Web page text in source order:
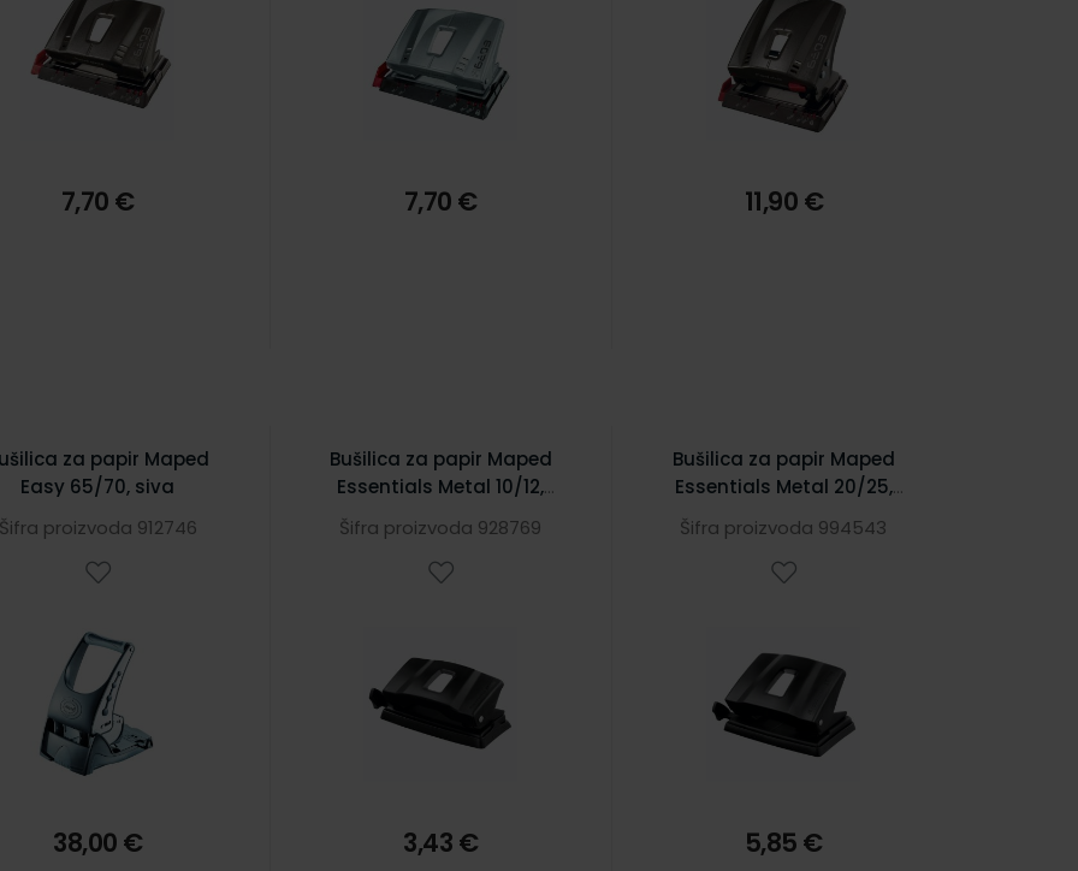
7,70 € 7,70 € 11,90 €
za papir Maped
Easy 65/70, siva
Šifra proizvoda 912746
38,00 €
Bušilica za papir Maped
Essentials Metal 10/12,
Šifra proizvoda 928769
3,43 €
Bušilica za papir Maped
Essentials Metal 20/25,
Šifra proizvoda 994543
5,85 €